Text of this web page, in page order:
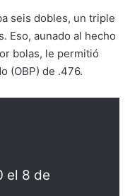
seis dobles, un triple
Eso, aunado al hecho
bolas, le permitió
(OBP) de .476.
el 8 de